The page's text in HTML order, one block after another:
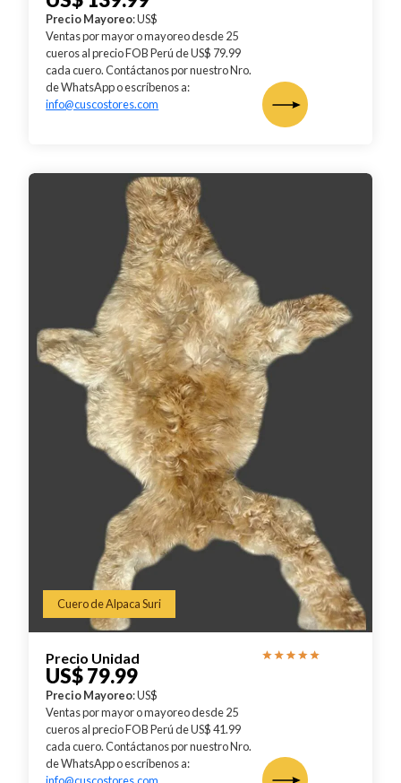
Precio Mayoreo: US$
Ventas por mayor o mayoreo desde 25
cueros al precio FOB Perú de US$ 79.99
cada cuero. Contáctanos por nuestro Nro.
de WhatsApp o escríbenos a:
info@cuscostores.com
Cuero de Alpaca Suri
Precio Unidad
US$ 79.99
Precio Mayoreo: US$
Ventas por mayor o mayoreo desde 25
cueros al precio FOB Perú de US$ 41.99
cada cuero. Contáctanos por nuestro Nro.
de WhatsApp o escríbenos a:
info@cuscostores.com